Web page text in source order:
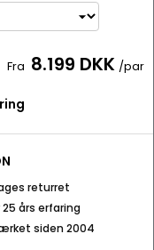
Fra 8.199 DKK /par
returret
25 års erfaring
siden 2004